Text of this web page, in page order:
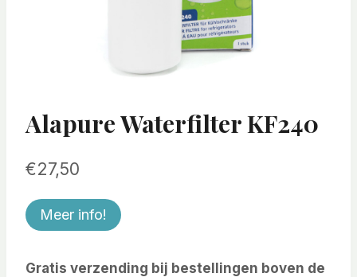
Alapure Waterfilter KF240
€27,50
Meer info!
Gratis verzending bij bestellingen boven de